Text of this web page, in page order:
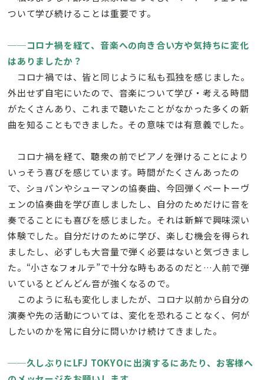
ついて学び続けることは重要です。
──コロナ禍を経て、音楽への向き合い方や気持ちに変化
はありましたか？
コロナ禍では、皆と同じように私も孤独を感じました。
外出せず自宅にいたので、音楽について学び・考える時間
がたくさんあり、これまで聴いたことがなかった多くの新
曲を知ることもできました。その意味では有意義でした。
コロナ禍を経て、聴衆の前でピアノを弾けることにより
いっそう喜びを感じています。時間がたくさんあったの
で、ショパンやシューマンの協奏曲、今回弾くベートーヴ
ェンの協奏曲を学び直しましたし、自分のためだけに音を
奏でることにも喜びを感じました。それは新鮮で興味深い
体験でした。自分だけのために学び、楽しむ機会を得られ
ましたし、必ずしも大音量で弾く必要はないと気づきまし
た。“小さなフォルテ”で十分な時もあるのだと…人前で弾
いているとどんどん音が強くなるので。
このように私も変化しましたが、コロナ以前から自分の
演奏や先の活動については、変化を恐れることなく、何が
したいのかを常に自分に問いかけ続けてきました。
──久しぶりにLFJ TOKYOに出演するにあたり、お客様へ